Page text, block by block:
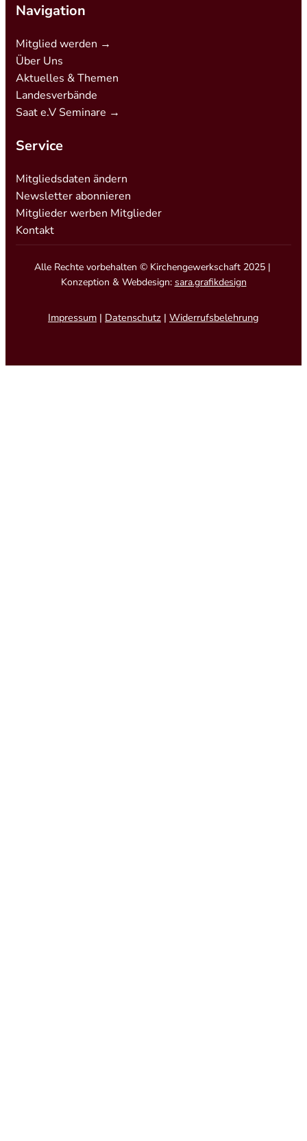
Navigation
Mitglied werden →
Über Uns
Aktuelles & Themen
Landesverbände
Saat e.V Seminare →
Service
Mitgliedsdaten ändern
Newsletter abonnieren
Mitglieder werben Mitglieder
Kontakt
Alle Rechte vorbehalten © Kirchengewerkschaft 2025 |
Konzeption & Webdesign: sara.grafikdesign
Impressum | Datenschutz | Widerrufsbelehrung